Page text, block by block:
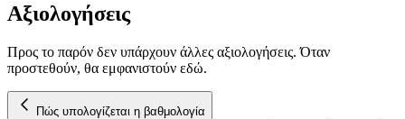
Αξιολογήσεις
Προς το παρόν δεν υπάρχουν άλλες αξιολογήσεις. Όταν
προστεθούν, θα εμφανιστούν εδώ.
Πώς υπολογίζεται η βαθμολογία